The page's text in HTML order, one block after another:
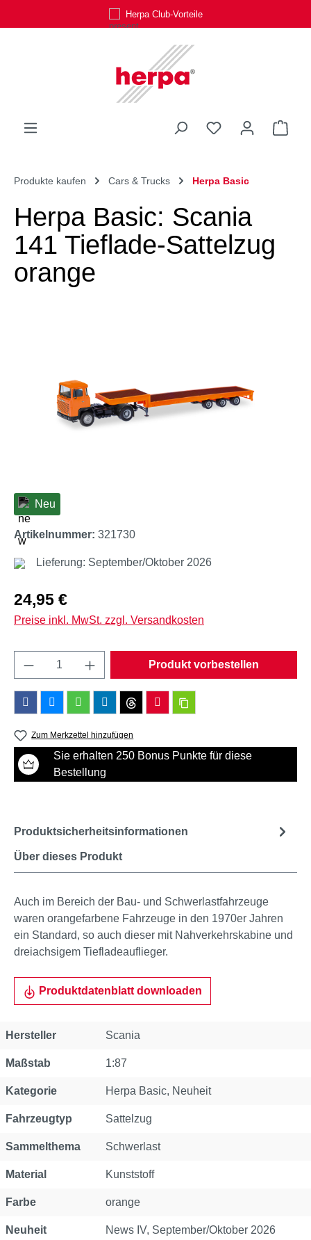
Zum Hauptinhalt springenHerpa Club-Vorteile
Du hast 0
Produkte kaufen Cars & Trucks Herpa Basic
Herpa Basic: Scania
141 Tieflade-Sattelzug
orange
Neu
Artikelnummer: 321730
Lieferung: September/Oktober 2026
Regulärer Preis:
24,95 €
Preise inkl. MwSt. zzgl. Versandkosten
Produkt Anzahl: Gib den gewünschten
Produkt vorbestellen
Zum Merkzettel hinzufügen
Sie erhalten 250 Bonus Punkte für diese
Bestellung
Über dieses Produkt
Produktsicherheitsinformationen
Auch im Bereich der Bau- und Schwerlastfahrzeuge
waren orangefarbene Fahrzeuge in den 1970er Jahren
ein Standard, so auch dieser mit Nahverkehrskabine und
dreiachsigem Tiefladeauflieger.
Produktdatenblatt downloaden
Eigenschaft
Hersteller Scania
Maßstab 1:87
Kategorie Herpa Basic, Neuheit
Fahrzeugtyp Sattelzug
Sammelthema Schwerlast
Material Kunststoff
Farbe orange
Neuheit News IV, September/Oktober 2026